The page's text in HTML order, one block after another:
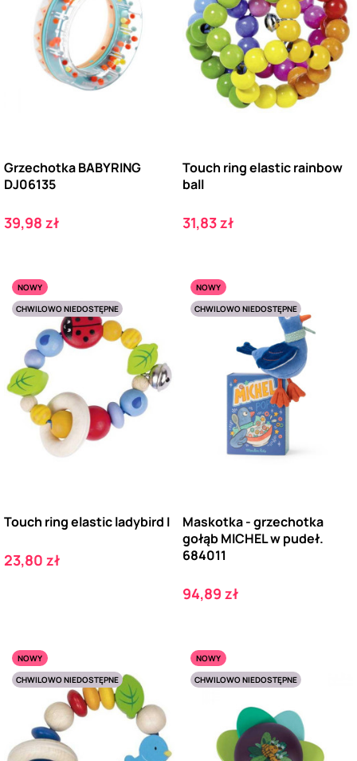
Grzechotka BABYRING
DJ06135
Cena
39,98 zł
Touch ring elastic rainbow
ball
Cena
31,83 zł
NOWY
CHWILOWO NIEDOSTĘPNE
Touch ring elastic ladybird I
Cena
23,80 zł
NOWY
CHWILOWO NIEDOSTĘPNE
Maskotka - grzechotka
gołąb MICHEL w pudeł.
684011
Cena
94,89 zł
NOWY
CHWILOWO NIEDOSTĘPNE
NOWY
CHWILOWO NIEDOSTĘPNE